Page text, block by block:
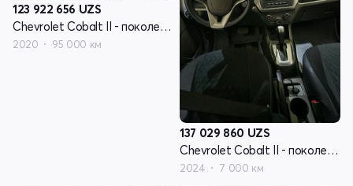
123 922 656 UZS
Chevrolet Cobalt II - поколение рестайлинг
2020 95 000 км
137 029 860 UZS
Chevrolet Cobalt II - поколение рестайлинг
2024 7 000 км